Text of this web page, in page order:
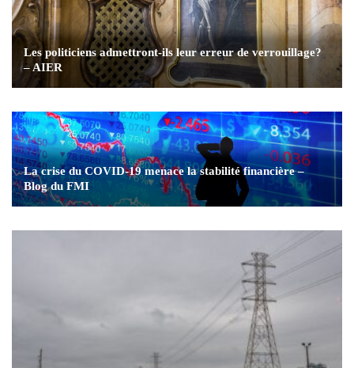
Les politiciens admettront-ils leur erreur de verrouillage?
– AIER
La crise du COVID-19 menace la stabilité financière –
Blog du FMI